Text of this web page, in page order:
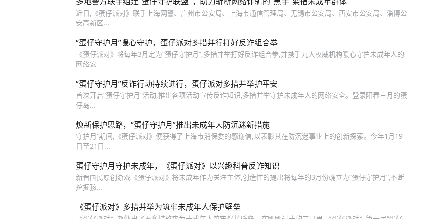
近日,《蛋仔派对》联手上海网警、广州市公安局、上海市通信管理局、无锡市公安局、西安市公安局、淄博公
安高新区...
“蛋仔守护月”暖心守护，蛋仔派对多措并行打好反诈组合拳
《蛋仔派对》将每年3月定为“蛋仔守护月”,多措并举打好反诈组合拳,并携手九大权威机构暖心守护未成年人的
网络安...
“蛋仔守护月”反诈行动持续进行，蛋仔派对多措并举护平安
首次开启“蛋仔守护月”活动,推出各项活动宣传反诈知识,多措并举守护未成年人的网络安全。登录阳春三月的蛋
仔岛...
焕新保护思路，“蛋仔守护月”推出未成年人防沉迷新措施
守护月”期间,《蛋仔派对》便获得了上海市消保委的感谢信,以表彰其在防沉迷事业上的创新探索。今年1月19
日至21日...
蛋仔守护月守护未成年，《蛋仔派对》以兴趣科普反诈知识
新晋国民原创游戏《蛋仔派对》将未成年作为关注主体,创造性的提出将每年的3月份确立为“蛋仔守护月”,不断
挖掘孩...
《蛋仔派对》多措并举为筑牢未成年人保护壁垒